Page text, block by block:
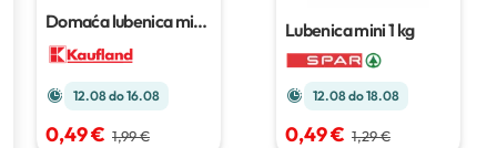
Domaća lubenica mini
12.08 do 16.08
0,49 € 1,99 €
Lubenica mini1 kg
12.08 do 18.08
0,49 € 1,29 €